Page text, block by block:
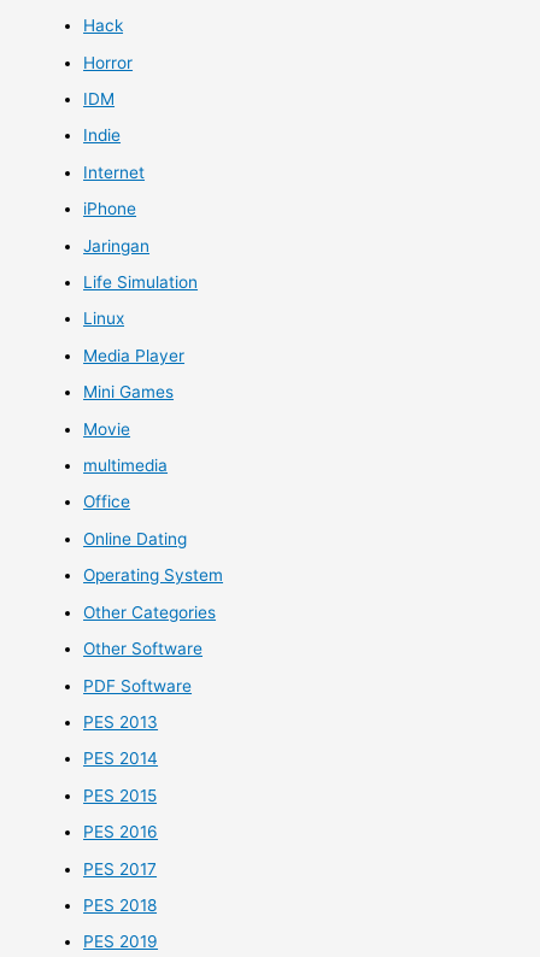
Hack
Horror
IDM
Indie
Internet
iPhone
Jaringan
Life Simulation
Linux
Media Player
Mini Games
Movie
multimedia
Office
Online Dating
Operating System
Other Categories
Other Software
PDF Software
PES 2013
PES 2014
PES 2015
PES 2016
PES 2017
PES 2018
PES 2019